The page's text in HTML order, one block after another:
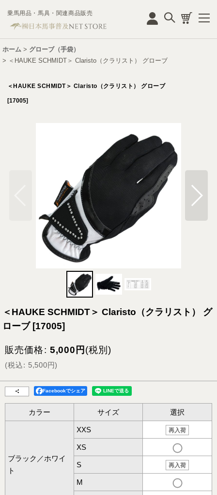
乗馬用品・馬具・関連商品販売
ホーム > グローブ（手袋）
> ＜HAUKE SCHMIDT＞ Claristo（クラリスト） グローブ
＜HAUKE SCHMIDT＞ Claristo（クラリスト） グローブ
[17005]
＜HAUKE SCHMIDT＞ Claristo（クラリスト） グ
ローブ [17005]
販売価格: 5,000 円 (税別)
(税込: 5,500円)
Facebookでシェア
カラー サイズ 選択
ブラック／ホワイ
ト
XXS 再入荷
XS
S 再入荷
M